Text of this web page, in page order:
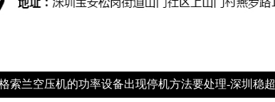
索兰空压机的功率设备出现停机方法要处理-深圳稳超